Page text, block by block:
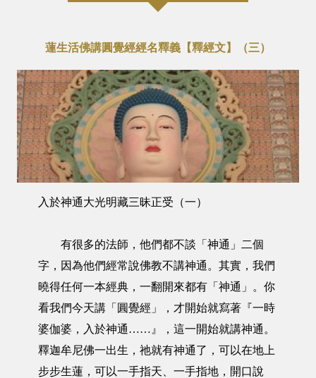
蓮生活佛講圓覺經經名釋義【釋經文】（三）
入於神通大光明藏三昧正受（一）
有很多的法師，他們都不談「神通」二個
字，因為他們經常說佛教不講神通。其實，我們
曉得任何一本經典，一翻開來都有「神通」。你
看我們今天講「圓覺經」，才開始就寫著『一時
婆伽婆，入於神通……』，這一開始就講神通。
釋迦牟尼佛一出生，祂就有神通了，可以在地上
步步生蓮，可以一手指天、一手指地，開口說